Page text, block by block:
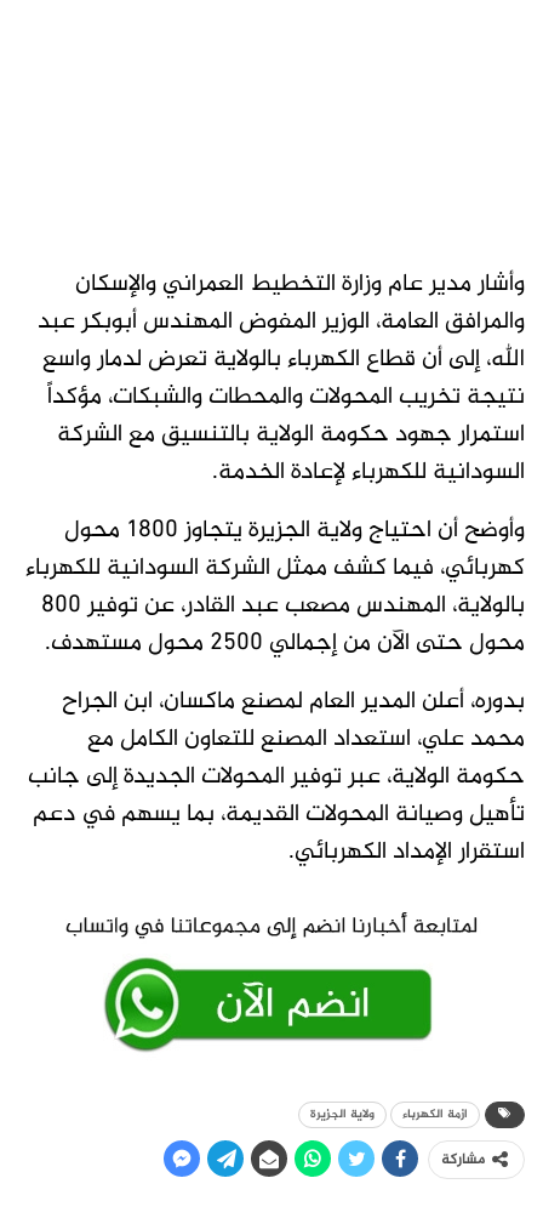
وأشار مدير عام وزارة التخطيط العمراني والإسكان
والمرافق العامة، الوزير المفوض المهندس أبوبكر عبد
الله، إلى أن قطاع الكهرباء بالولاية تعرض لدمار واسع
نتيجة تخريب المحولات والمحطات والشبكات، مؤكداً
استمرار جهود حكومة الولاية بالتنسيق مع الشركة
السودانية للكهرباء لإعادة الخدمة.
وأوضح أن احتياج ولاية الجزيرة يتجاوز 1800 محول
كهربائي، فيما كشف ممثل الشركة السودانية للكهرباء
بالولاية، المهندس مصعب عبد القادر، عن توفير 800
محول حتى الآن من إجمالي 2500 محول مستهدف.
بدوره، أعلن المدير العام لمصنع ماكسان، ابن الجراح
محمد علي، استعداد المصنع للتعاون الكامل مع
حكومة الولاية، عبر توفير المحولات الجديدة إلى جانب
تأهيل وصيانة المحولات القديمة، بما يسهم في دعم
استقرار الإمداد الكهربائي.
ازمة الكهرباء ولاية الجزيرة
مشاركة